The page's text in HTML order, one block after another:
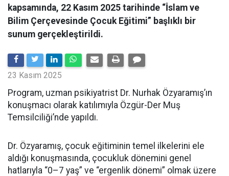
kapsamında, 22 Kasım 2025 tarihinde “İslam ve
Bilim Çerçevesinde Çocuk Eğitimi” başlıklı bir
sunum gerçekleştirildi.
23 Kasım 2025
Program, uzman psikiyatrist Dr. Nurhak Özyaramış’ın
konuşmacı olarak katılımıyla Özgür-Der Muş
Temsilciliği’nde yapıldı.
Dr. Özyaramış, çocuk eğitiminin temel ilkelerini ele
aldığı konuşmasında, çocukluk dönemini genel
hatlarıyla “0–7 yaş” ve “ergenlik dönemi” olmak üzere